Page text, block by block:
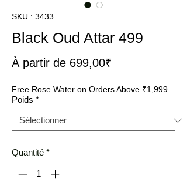
SKU : 3433
Black Oud Attar 499
À partir de 699,00₹
Free Rose Water on Orders Above ₹1,999
Poids *
Quantité *